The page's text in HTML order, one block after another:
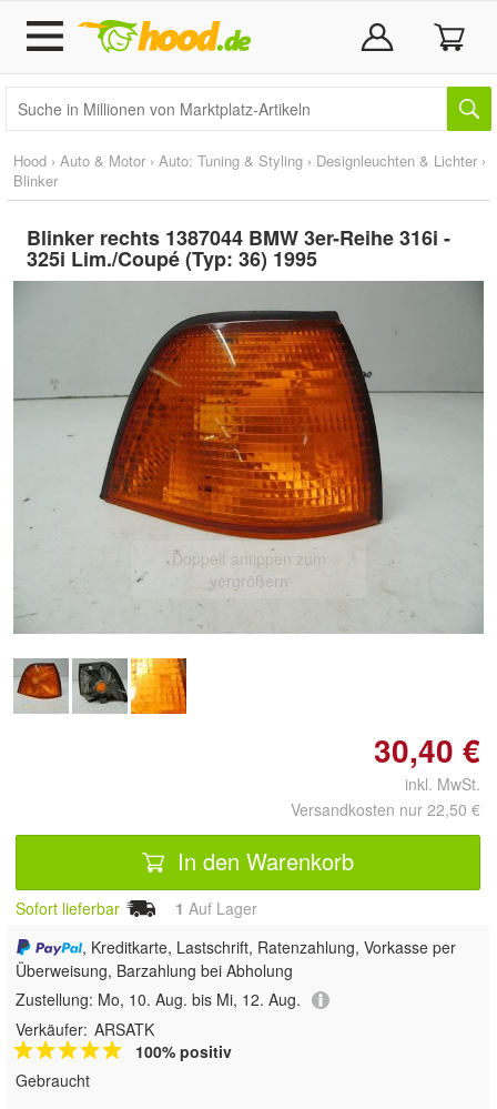
Hood › Auto & Motor › Auto: Tuning & Styling › Designleuchten & Lichter ›
Blinker
Blinker rechts 1387044 BMW 3er-Reihe 316i -
325i Lim./Coupé (Typ: 36) 1995
Doppelt antippen zum
vergrößern
30,40 €
inkl. MwSt.
Versandkosten nur 22,50 €
In den Warenkorb
Sofort lieferbar 1 Auf Lager
, Kreditkarte, Lastschrift, Ratenzahlung, Vorkasse per
Überweisung, Barzahlung bei Abholung
Zustellung: Mo, 10. Aug. bis Mi, 12. Aug.
Verkäufer: ARSATK
100% positiv
Gebraucht